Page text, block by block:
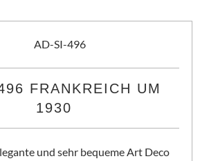
FRANKREICH UM
1930
und sehr bequeme Art Deco